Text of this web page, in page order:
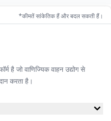
*कीमतें सांकेतिक हैं और बदल सकती हैं।
है जो वाणिज्यिक वाहन उद्योग से
करता है।